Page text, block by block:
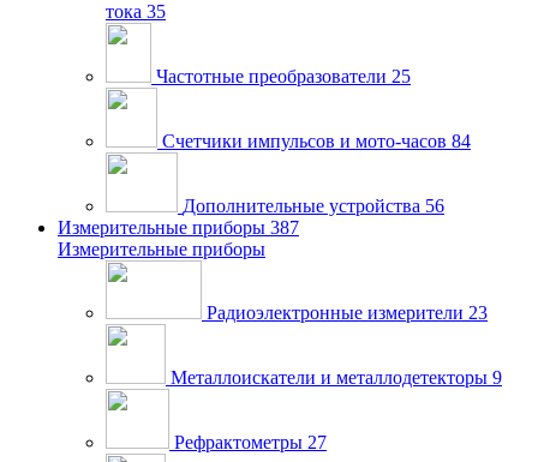
тока 35
Частотные преобразователи 25
Счетчики импульсов и мото-часов 84
Дополнительные устройства 56
Измерительные приборы 387
Измерительные приборы
Радиоэлектронные измерители 23
Металлоискатели и металлодетекторы 9
Рефрактометры 27